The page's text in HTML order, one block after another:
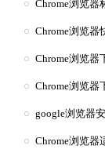
Chrome浏览器
Chrome浏览器
Chrome浏览器
google浏览器
Chrome浏览器